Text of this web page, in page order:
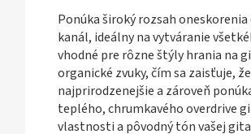
Ponúka široký rozsah oneskorenia
kanál, ideálny na vytváranie
vhodné pre rôzne štýly hrania na
organické zvuky, čím sa zaisťuje,
najprirodzenejšie a zároveň
teplého, chrumkavého overdrive
vlastnosti a pôvodný tón vašej